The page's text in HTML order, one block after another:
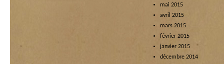
mai 2015
avril 2015
mars 2015
février 2015
janvier 2015
décembre 2014